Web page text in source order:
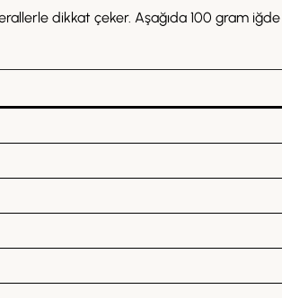
dikkat çeker. Aşağıda 100 gram iğde